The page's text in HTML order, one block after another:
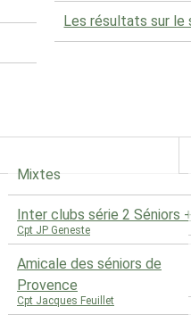
Les résultats sur le
Mixtes
Inter clubs série 2 Séniors +
Cpt JP Geneste
Amicale des séniors de
Provence
Cpt Jacques Feuillet